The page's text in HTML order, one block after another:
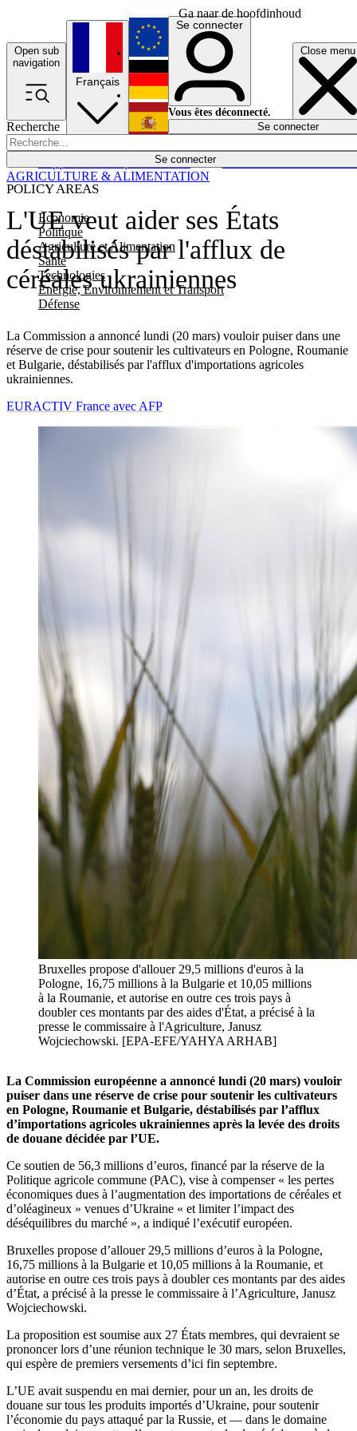
Ga naar de hoofdinhoud
Open sub
navigation
Close menu
Recherche
Se connecter
POLICY AREAS
Economie
Politique
Agriculture et Alimentation
Santé
Technologies
Energie, Environnement et Transport
Défense
Économie
Français
English
Deutsch
Español
Se connecter
Vous êtes déconnecté.
Se connecter
L'UE veut aider ses États
déstabilisés par l'afflux de
céréales ukrainiennes
La Commission a annoncé lundi (20 mars) vouloir puiser dans une
réserve de crise pour soutenir les cultivateurs en Pologne, Roumanie
et Bulgarie, déstabilisés par l'afflux d'importations agricoles
ukrainiennes.
AGRICULTURE & ALIMENTATION
EURACTIV France avec AFP
Bruxelles propose d'allouer 29,5 millions d'euros à la
Pologne, 16,75 millions à la Bulgarie et 10,05 millions
à la Roumanie, et autorise en outre ces trois pays à
doubler ces montants par des aides d'État, a précisé à la
presse le commissaire à l'Agriculture, Janusz
Wojciechowski. [EPA-EFE/YAHYA ARHAB]
La Commission européenne a annoncé lundi (20 mars) vouloir
puiser dans une réserve de crise pour soutenir les cultivateurs
en Pologne, Roumanie et Bulgarie, déstabilisés par l’afflux
d’importations agricoles ukrainiennes après la levée des droits
de douane décidée par l’UE.
Ce soutien de 56,3 millions d’euros, financé par la réserve de la
Politique agricole commune (PAC), vise à compenser « les pertes
économiques dues à l’augmentation des importations de céréales et
d’oléagineux » venues d’Ukraine « et limiter l’impact des
déséquilibres du marché », a indiqué l’exécutif européen.
Bruxelles propose d’allouer 29,5 millions d’euros à la Pologne,
16,75 millions à la Bulgarie et 10,05 millions à la Roumanie, et
autorise en outre ces trois pays à doubler ces montants par des aides
d’État, a précisé à la presse le commissaire à l’Agriculture, Janusz
Wojciechowski.
La proposition est soumise aux 27 États membres, qui devraient se
prononcer lors d’une réunion technique le 30 mars, selon Bruxelles,
qui espère de premiers versements d’ici fin septembre.
L’UE avait suspendu en mai dernier, pour un an, les droits de
douane sur tous les produits importés d’Ukraine, pour soutenir
l’économie du pays attaqué par la Russie, et — dans le domaine